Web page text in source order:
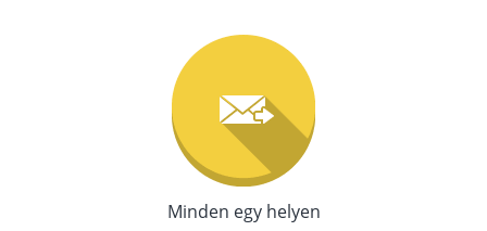
Minden egy helyen